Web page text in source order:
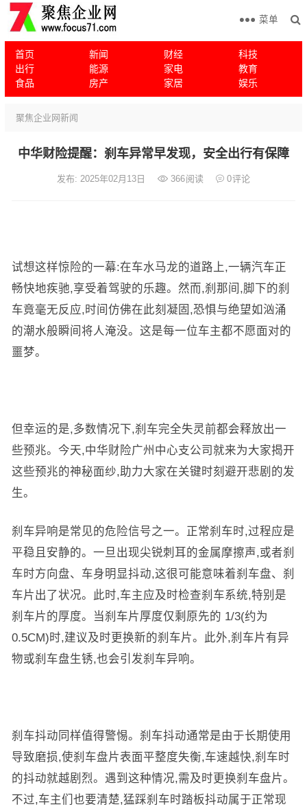
首页 新闻 财经
科技
出行
能源 家电
教育
食品
房产 家居 娱乐
菜单
聚焦企业网新闻
中华财险提醒：刹车异常早发现，安全出行有保障
发布: 2025年02月13日 366阅读 0评论
试想这样惊险的一幕:在车水马龙的道路上,一辆汽车正
畅快地疾驰,享受着驾驶的乐趣。然而,刹那间,脚下的刹
车竟毫无反应,时间仿佛在此刻凝固,恐惧与绝望如汹涌
的潮水般瞬间将人淹没。这是每一位车主都不愿面对的
噩梦。
但幸运的是,多数情况下,刹车完全失灵前都会释放出一
些预兆。今天,中华财险广州中心支公司就来为大家揭开
这些预兆的神秘面纱,助力大家在关键时刻避开悲剧的发
生。
刹车异响是常见的危险信号之一。正常刹车时,过程应是
平稳且安静的。一旦出现尖锐刺耳的金属摩擦声,或者刹
车时方向盘、车身明显抖动,这很可能意味着刹车盘、刹
车片出了状况。此时,车主应及时检查刹车系统,特别是
刹车片的厚度。当刹车片厚度仅剩原先的 1/3(约为
0.5CM)时,建议及时更换新的刹车片。此外,刹车片有异
物或刹车盘生锈,也会引发刹车异响。
刹车抖动同样值得警惕。刹车抖动通常是由于长期使用
导致磨损,使刹车盘片表面平整度失衡,车速越快,刹车时
的抖动就越剧烈。遇到这种情况,需及时更换刹车盘片。
不过,车主们也要清楚,猛踩刹车时踏板抖动属于正常现